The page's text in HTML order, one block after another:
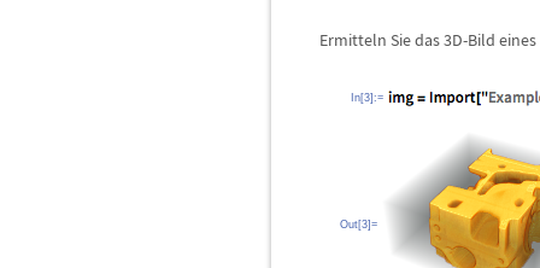
Ermitteln Sie das 3D-Bild
In[3]:=
Out[3]=